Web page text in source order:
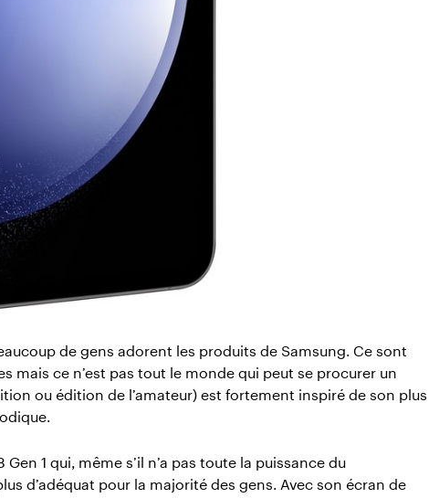
de gens adorent les produits de Samsung. Ce sont
mais ce n’est pas tout le monde qui peut se procurer un
ou édition de l’amateur) est fortement inspiré de son plus
1 qui, même s’il n’a pas toute la puissance du
d’adéquat pour la majorité des gens. Avec son écran de